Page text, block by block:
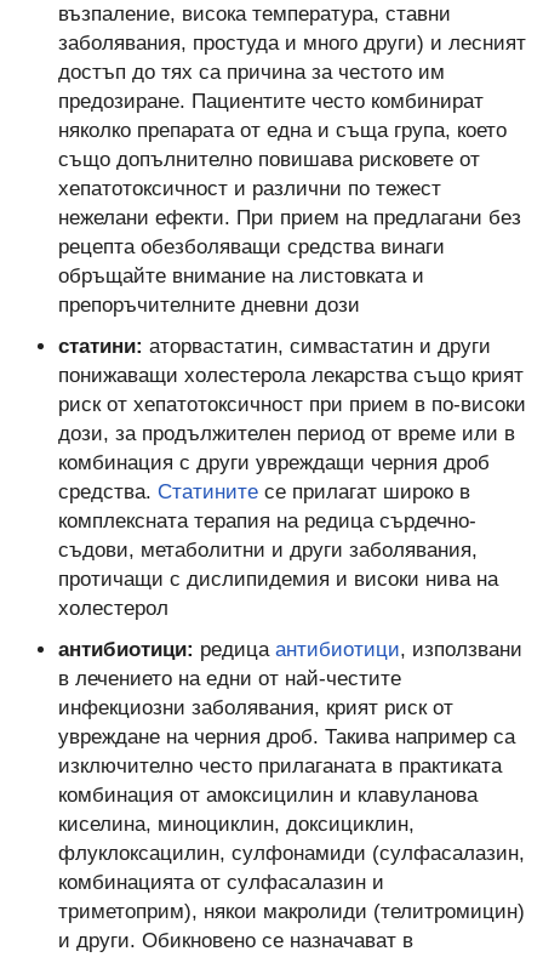
възпаление, висока температура, ставни
заболявания, простуда и много други) и лесният
достъп до тях са причина за честото им
предозиране. Пациентите често комбинират
няколко препарата от една и съща група, което
също допълнително повишава рисковете от
хепатотоксичност и различни по тежест
нежелани ефекти. При прием на предлагани без
рецепта обезболяващи средства винаги
обръщайте внимание на листовката и
препоръчителните дневни дози
статини: аторвастатин, симвастатин и други
понижаващи холестерола лекарства също крият
риск от хепатотоксичност при прием в по-високи
дози, за продължителен период от време или в
комбинация с други увреждащи черния дроб
средства. Статините се прилагат широко в
комплексната терапия на редица сърдечно-
съдови, метаболитни и други заболявания,
протичащи с дислипидемия и високи нива на
холестерол
антибиотици: редица антибиотици, използвани
в лечението на едни от най-честите
инфекциозни заболявания, крият риск от
увреждане на черния дроб. Такива например са
изключително често прилаганата в практиката
комбинация от амоксицилин и клавуланова
киселина, миноциклин, доксициклин,
флуклоксацилин, сулфонамиди (сулфасалазин,
комбинацията от сулфасалазин и
триметоприм), някои макролиди (телитромицин)
и други. Обикновено се назначават в